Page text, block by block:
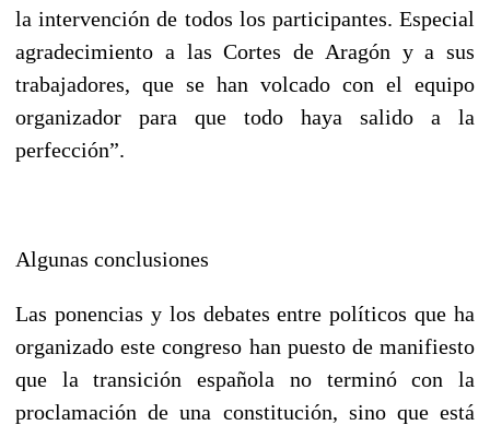
la intervención de todos los participantes. Especial
agradecimiento a las Cortes de Aragón y a sus
trabajadores, que se han volcado con el equipo
organizador para que todo haya salido a la
perfección”.
Algunas conclusiones
Las ponencias y los debates entre políticos que ha
organizado este congreso han puesto de manifiesto
que la transición española no terminó con la
proclamación de una constitución, sino que está